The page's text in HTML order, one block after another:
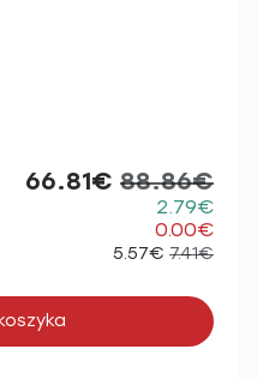
66.81€ 88.86€
2.79€
0.00€
5.57€ 7.41€